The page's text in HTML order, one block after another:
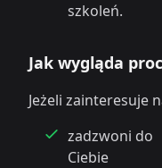
szkoleń.
Jak wygląda
Jeżeli zainteresuje
zadzwoni do
Ciebie